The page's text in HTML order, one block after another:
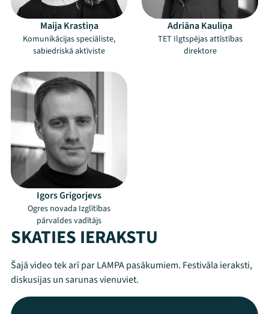
Maija Krastiņa
Komunikācijas speciāliste,
sabiedriskā aktīviste
Adriāna Kauliņa
TET Ilgtspējas attīstības
direktore
Igors Grigorjevs
Ogres novada Izglītības
pārvaldes vadītājs
SKATIES IERAKSTU
Šajā video tek arī par LAMPA pasākumiem. Festivāla ieraksti,
diskusijas un sarunas vienuviet.